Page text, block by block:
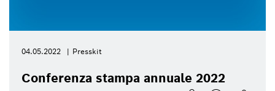
04.05.2022 Presskit
Conferenza stampa annuale 2022